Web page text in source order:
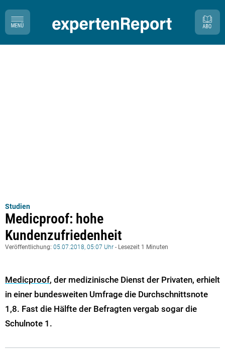
Studien
Medicproof: hohe
Kundenzufriedenheit
Veröffentlichung: 05.07.2018, 05:07 Uhr - Lesezeit 1 Minuten
Medicproof, der medizinische Dienst der Privaten, erhielt
in einer bundesweiten Umfrage die Durchschnittsnote
1,8. Fast die Hälfte der Befragten vergab sogar die
Schulnote 1.